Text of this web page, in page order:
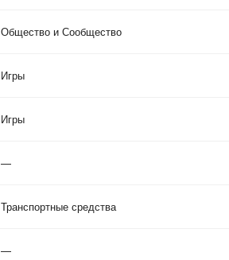
Общество и Сообщество
Игры
Игры
—
Транспортные средства
—